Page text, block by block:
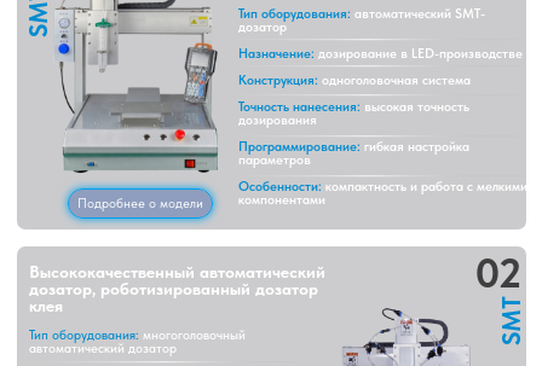
Особенности:
компактность и работа с мелкими
компонентами
Подробнее о модели
3-осевой автоматический
высокоточный настольный дозатор
Назначение:
материалов
SMT
03
Высококачественный автоматический
дозатор, роботизированный дозатор
Тип оборудования: многоголовочный
автоматический дозатор
Назначение:роботизированное нанесение клея
Производительность:
одновременная работа
нескольких головок
Управление:автоматическое программируемое
управление
Особенности:универсальность по типам клея и
низкие эксплуатационные затраты
Подробнее о модели
SMT
02